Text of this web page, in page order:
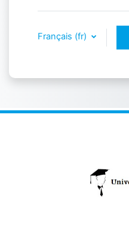
Français ‎(fr)‎